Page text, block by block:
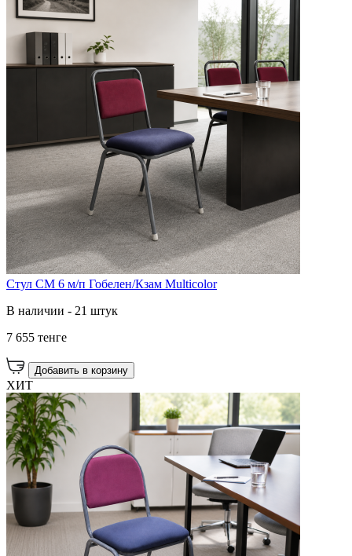
Стул СМ 6 м/п Гобелен/Кзам Multicolor
В наличии - 21 штук
7 655 тенге
Добавить в корзину
ХИТ